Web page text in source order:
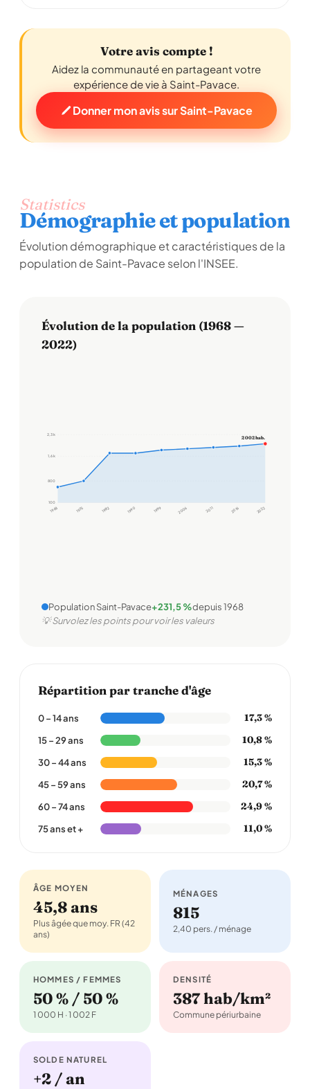
Votre avis compte !
Aidez la communauté en partageant votre
expérience de vie à Saint-Pavace.
Donner mon avis sur Saint-Pavace
Statistics
Démographie et population
Évolution démographique et caractéristiques de la
population de Saint-Pavace selon l'INSEE.
Évolution de la population (1968 —
2022)
100
800
1,6 k
2,3 k
1968 1975 1982 1990 1999 2006 2011 2016 2022
2 002 hab.
Population Saint-Pavace+231,5 %depuis 1968
💡 Survolez les points pour voir les valeurs
Répartition par tranche d'âge
0 – 14 ans 17,3 %
15 – 29 ans 10,8 %
30 – 44 ans 15,3 %
45 – 59 ans 20,7 %
60 – 74 ans 24,9 %
75 ans et + 11,0 %
ÂGE MOYEN
45,8 ans
Plus âgée que moy. FR (42
ans)
MÉNAGES
815
2,40 pers. / ménage
HOMMES / FEMMES
50 % / 50 %
1 000 H · 1 002 F
DENSITÉ
387 hab/km²
Commune périurbaine
SOLDE NATUREL
+2 / an